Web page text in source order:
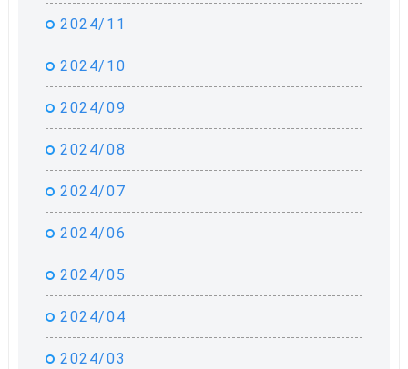
2024/11
2024/10
2024/09
2024/08
2024/07
2024/06
2024/05
2024/04
2024/03